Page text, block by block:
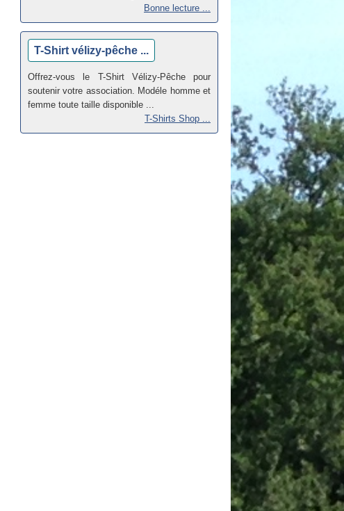
Bonne lecture ...
T-Shirt vélizy-pêche ...
Offrez-vous le T-Shirt Vélizy-Pêche pour
soutenir votre association. Modéle homme et
femme toute taille disponible ...
T-Shirts Shop ...